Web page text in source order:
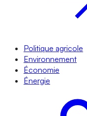
Politique agricole
Environnement
Économie
Énergie